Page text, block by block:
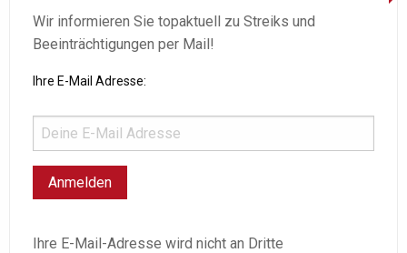
Wir informieren Sie topaktuell zu Streiks und
Beeinträchtigungen per Mail!
Ihre E-Mail Adresse:
Ihre E-Mail-Adresse wird nicht an Dritte